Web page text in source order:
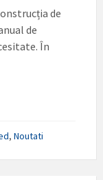
de
de
În
, Noutati